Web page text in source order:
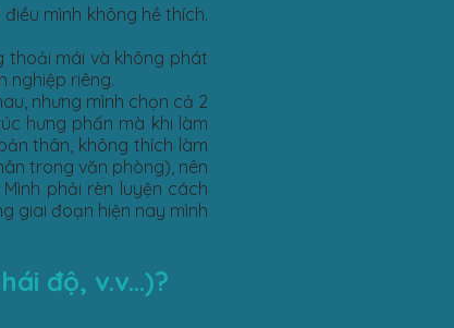
mình không hề thích.
thoải mái và không phát
nghiệp riêng.
nhưng mình chọn cả 2
hưng phấn mà khi làm
thân, không thích làm
trong văn phòng), nên
phải rèn luyện cách
giai đoạn hiện nay mình
độ, v.v…)?